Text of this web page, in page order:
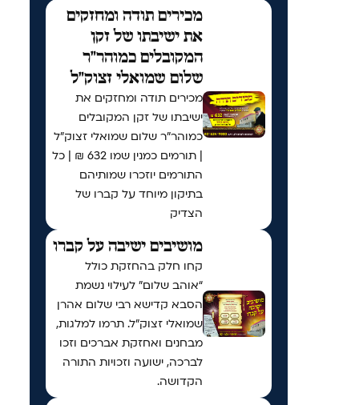
מכירים תודה ומחזקים
את ישיבתו של זקן
המקובלים כמוהר"ר
שלום שמואלי זצוק"ל
מכירים תודה ומחזקים את
ישיבתו של זקן המקובלים
כמוהר"ר שלום שמואלי זצוק"ל
| תורמים כמנין שמו 632 ₪ | כל
התורמים יוזכרו שמותיהם
בתיקון מיוחד על קברו של
הצדיק
מושיבים ישיבה על קברו
קחו חלק בהחזקת כולל
“אוהב שלום” לעילוי נשמת
הסבא קדישא רבי שלום אהרן
שמואלי זצוק״ל. תרמו למלגות,
מבחנים ואחזקת אברכים וזכו
לברכה, ישועה וזכויות התורה
הקדושה.